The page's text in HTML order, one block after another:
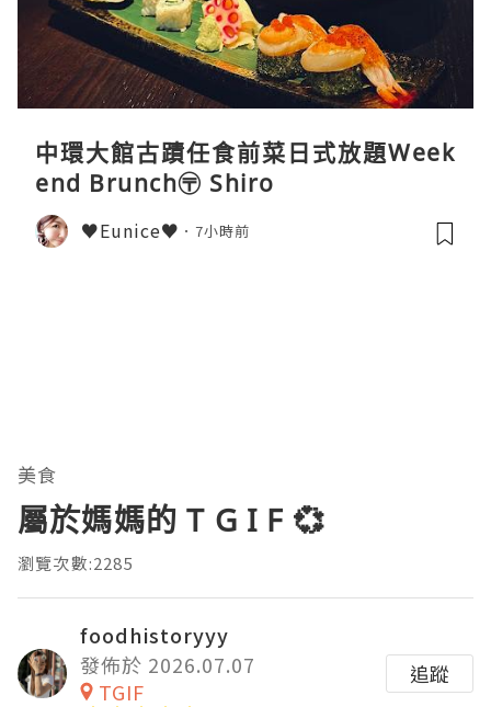
中環大館古蹟任食前菜日式放題Week
end Brunch〶 Shiro
♥Eunice♥ 7小時前
美食
屬於媽媽的 T G I F 💞
瀏覽次數:2285
foodhistoryyy
發佈於 2026.07.07
TGIF
追蹤